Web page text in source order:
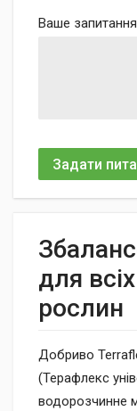
Ваше запитання
Задати
для
рослин
Добриво
(Терафлекс
водорозчинне